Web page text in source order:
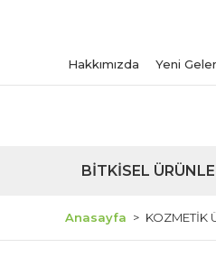
Hakkımızda Yeni
BİTKİSEL
Anasayfa KOZMETİK